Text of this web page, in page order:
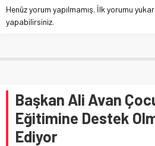
Henüz yorum yapılmamış. İlk yorumu
yapabilirsiniz.
Başkan Ali Avan
Eğitimine Destek
Ediyor